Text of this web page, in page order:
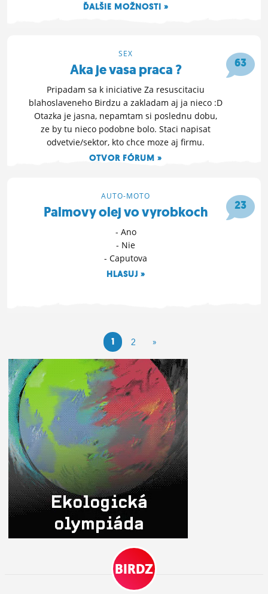
ĎALŠIE MOŽNOSTI »
63
SEX
Aka je vasa praca ?
Pripadam sa k iniciative Za resuscitaciu
blahoslaveneho Birdzu a zakladam aj ja nieco :D
Otazka je jasna, nepamtam si poslednu dobu,
ze by tu nieco podobne bolo. Staci napisat
odvetvie/sektor, kto chce moze aj firmu.
OTVOR FÓRUM »
23
AUTO-MOTO
Palmovy olej vo vyrobkoch
- Ano
- Nie
- Caputova
HLASUJ »
1 2 »
BIRDZ